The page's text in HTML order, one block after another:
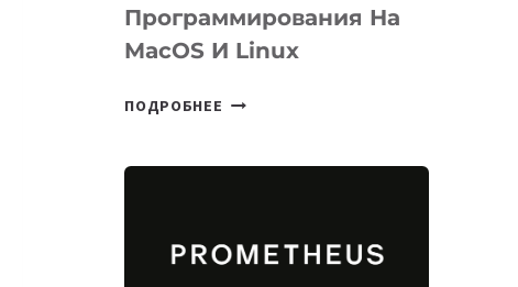
Программирования На
MacOS И Linux
ПОДРОБНЕЕ META
ДЛЯ